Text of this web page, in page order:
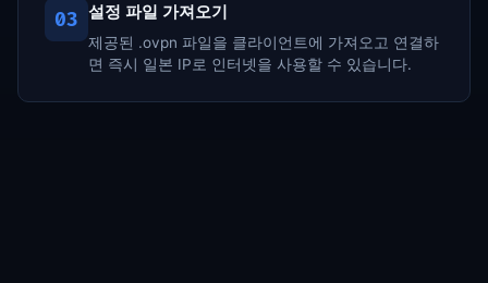
03 설정 파일 가져오기
제공된 .ovpn 파일을 클라이언트에 가져오고 연결하
면 즉시 일본 IP로 인터넷을 사용할 수 있습니다.